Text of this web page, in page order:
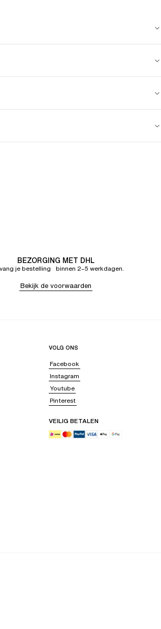
BEZORGING MET DHL
je bestelling binnen 2–5 werkdagen.
Bekijk de voorwaarden
VOLG ONS
Facebook
Instagram
Youtube
Pinterest
VEILIG BETALEN